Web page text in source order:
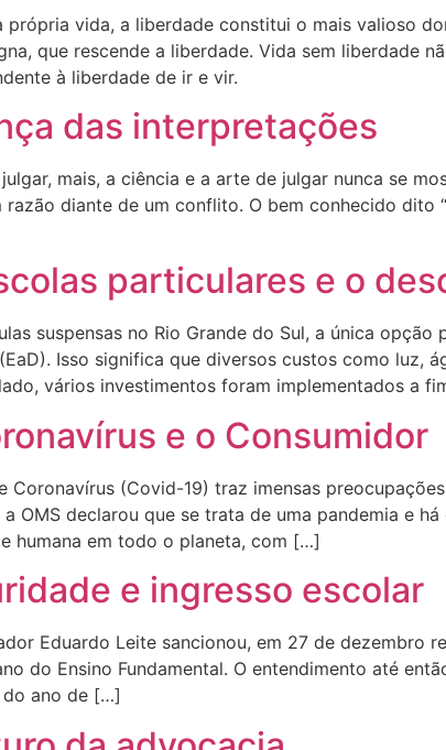
própria vida, a liberdade constitui o mais valioso
que rescende a liberdade. Vida sem liberdade
à liberdade de ir e vir.
das interpretações
mais, a ciência e a arte de julgar nunca se
razão diante de um conflito. O bem conhecido dito
particulares e o
suspensas no Rio Grande do Sul, a única
Isso significa que diversos custos como luz,
vários investimentos foram implementados a
e o Consumidor
Coronavírus (Covid-19) traz imensas
a OMS declarou que se trata de uma pandemia e
humana em todo o planeta, com […]
e ingresso escolar
Eduardo Leite sancionou, em 27 de dezembro
do Ensino Fundamental. O entendimento até
ano de […]